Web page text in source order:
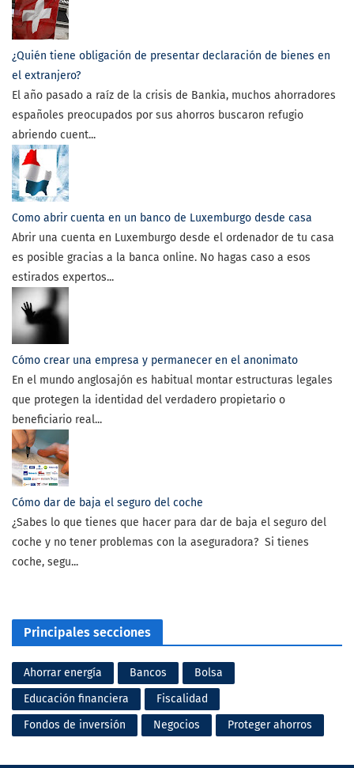
¿Quién tiene obligación de presentar declaración de bienes en
el extranjero?
El año pasado a raíz de la crisis de Bankia, muchos ahorradores
españoles preocupados por sus ahorros buscaron refugio
abriendo cuent...
Como abrir cuenta en un banco de Luxemburgo desde casa
Abrir una cuenta en Luxemburgo desde el ordenador de tu casa
es posible gracias a la banca online. No hagas caso a esos
estirados expertos...
Cómo crear una empresa y permanecer en el anonimato
En el mundo anglosajón es habitual montar estructuras legales
que protegen la identidad del verdadero propietario o
beneficiario real...
Cómo dar de baja el seguro del coche
¿Sabes lo que tienes que hacer para dar de baja el seguro del
coche y no tener problemas con la aseguradora? Si tienes
coche, segu...
Principales secciones
Ahorrar energía Bancos
Bolsa
Educación financiera
Fiscalidad
Fondos de inversión
Negocios Proteger ahorros